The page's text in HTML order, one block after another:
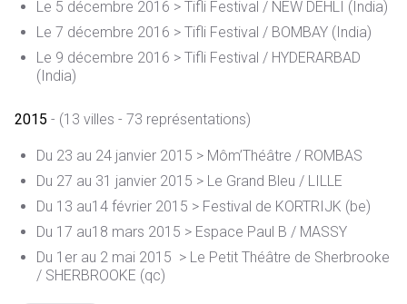
Le 5 décembre 2016 > Tifli Festival / NEW DEHLI (India)
Le 7 décembre 2016 > Tifli Festival / BOMBAY (India)
Le 9 décembre 2016 > Tifli Festival / HYDERARBAD
(India)
2015 - (13 villes - 73 représentations)
Du 23 au 24 janvier 2015 > Môm’Théâtre / ROMBAS
Du 27 au 31 janvier 2015 > Le Grand Bleu / LILLE
Du 13 au14 février 2015 > Festival de KORTRIJK (be)
Du 17 au18 mars 2015 > Espace Paul B / MASSY
Du 1er au 2 mai 2015 > Le Petit Théâtre de Sherbrooke
/ SHERBROOKE (qc)